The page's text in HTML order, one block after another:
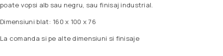
poate vopsi alb sau negru, sau finisaj industrial.
Dimensiuni blat: 160 x 100 x 76
La comanda si pe alte dimensiuni si finisaje